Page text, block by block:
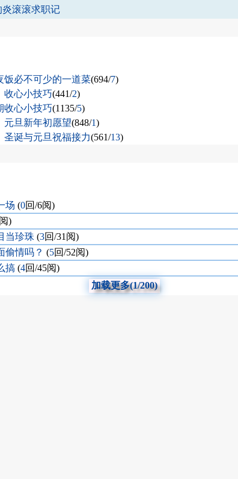
滚滚求职记
饭必不可少的一道菜(694/7)
收心小技巧(441/2)
收心小技巧(1135/5)
元旦新年初愿望(848/1)
圣诞与元旦祝福接力(561/13)
场 (0回/6阅)
)
珍珠 (3回/31阅)
偷情吗？ (5回/52阅)
搞(4回/45阅)
加载更多(1/200)